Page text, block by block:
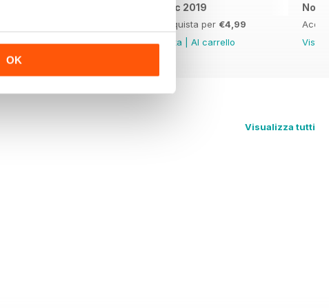
OK
Vista|Al carrello
Dec 2019
Acquista per €4,99
Vista
Al carrello
Nov
Vista
Visualizza tutti